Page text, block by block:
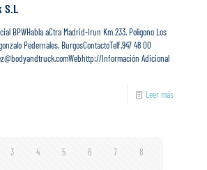
S.L
BPWHabla aCtra Madrid-Irun Km 233. Polígono Los
Pedernales. BurgosContactoTelf.947 48 00
Información Adicional
Leer más
3 4 5 6 7 8